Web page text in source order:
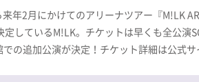
年2月にかけてのアリーナツアー『M!LK
定しているM!LK。チケットは早くも全公演
の追加公演が決定！チケット詳細は公式サ